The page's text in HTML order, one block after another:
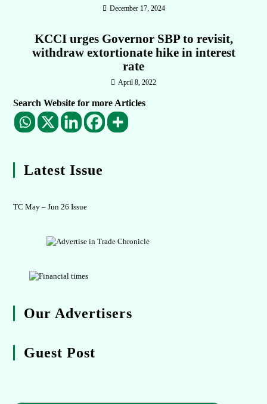
December 17, 2024
KCCI urges Governor SBP to revisit,
withdraw extortionate hike in interest
rate
April 8, 2022
Search Website for more Articles
Latest Issue
TC May – Jun 26 Issue
Our Advertisers
Guest Post